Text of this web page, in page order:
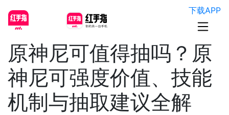
下载APP
原神尼可值得抽吗？原
神尼可强度价值、技能
机制与抽取建议全解